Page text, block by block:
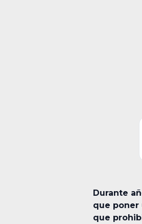
Durante
que poner
que